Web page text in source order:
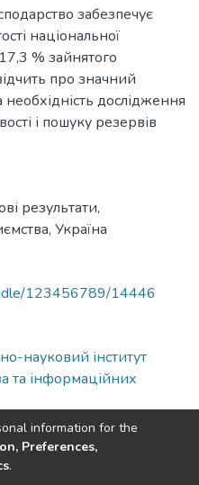
забезпечує
національної
% зайнятого
про значний
необхідність дослідження
і пошуку резервів
результати,
Україна
123456789/14446
науковий інститут
та інформаційних
information for the
Preferences,
.